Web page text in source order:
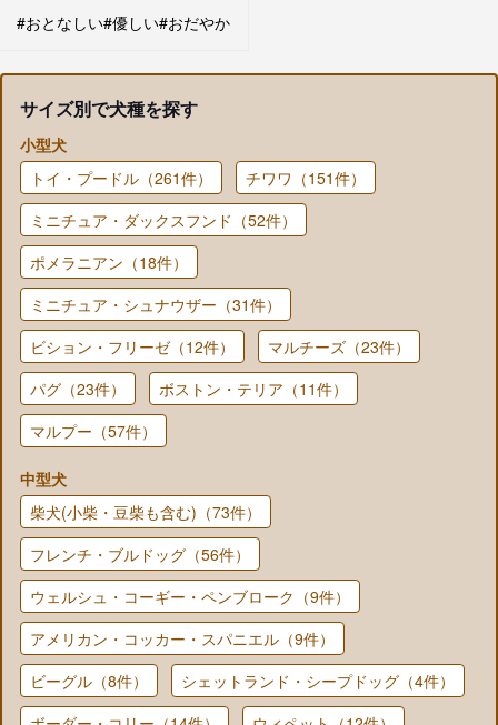
#おとなしい#優しい#おだやか
サイズ別で犬種を探す
小型犬
トイ・プードル（261件）
チワワ（151件）
ミニチュア・ダックスフンド（52件）
ポメラニアン（18件）
ミニチュア・シュナウザー（31件）
ビション・フリーゼ（12件）
マルチーズ（23件）
パグ（23件）
ボストン・テリア（11件）
マルプー（57件）
中型犬
柴犬(小柴・豆柴も含む)（73件）
フレンチ・ブルドッグ（56件）
ウェルシュ・コーギー・ペンブローク（9件）
アメリカン・コッカー・スパニエル（9件）
ビーグル（8件）
シェットランド・シープドッグ（4件）